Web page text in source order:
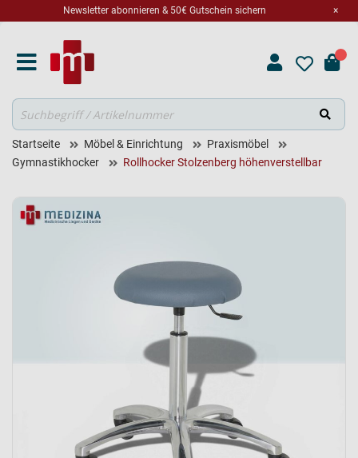
×
Newsletter abonnieren & 50€ Gutschein sichern
Suche
Startseite Möbel & Einrichtung
Praxismöbel
Gymnastikhocker
Rollhocker Stolzenberg höhenverstellbar